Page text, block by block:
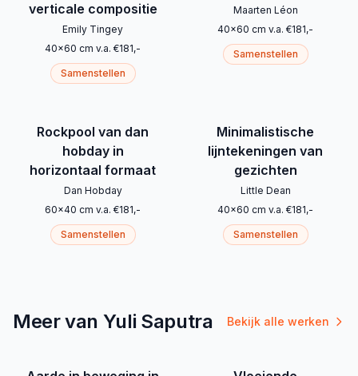
verticale compositie
Emily Tingey
40x60 cm v.a. €181,-
Samenstellen
Maarten Léon
40x60 cm v.a. €181,-
Samenstellen
Rockpool van dan
hobday in
horizontaal formaat
Dan Hobday
60x40 cm v.a. €181,-
Samenstellen
Minimalistische
lijntekeningen van
gezichten
Little Dean
40x60 cm v.a. €181,-
Samenstellen
Meer van Yuli Saputra Bekijk alle werken